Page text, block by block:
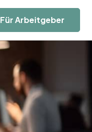
Für Arbeitgeber